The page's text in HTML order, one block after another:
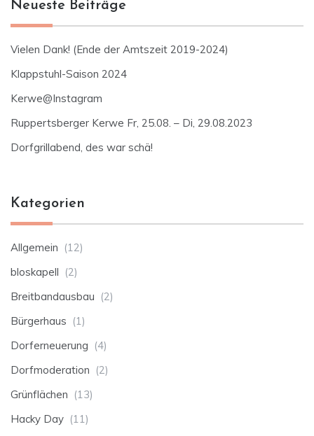
Neueste Beiträge
Vielen Dank! (Ende der Amtszeit 2019-2024)
Klappstuhl-Saison 2024
Kerwe@Instagram
Ruppertsberger Kerwe Fr, 25.08. – Di, 29.08.2023
Dorfgrillabend, des war schä!
Kategorien
Allgemein (12)
bloskapell (2)
Breitbandausbau (2)
Bürgerhaus (1)
Dorferneuerung (4)
Dorfmoderation (2)
Grünflächen (13)
Hacky Day (11)